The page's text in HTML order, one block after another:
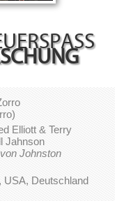
Elliott & Terry
Jahnson
Johnston
USA, Deutschland